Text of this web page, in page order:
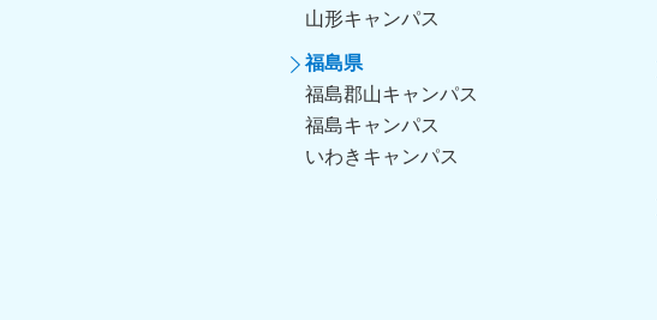
山形キャンパス
福島県
福島郡山キャンパス
福島キャンパス
いわきキャンパス